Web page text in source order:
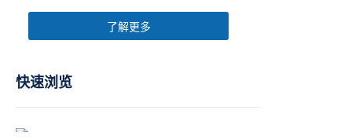
了解更多
快速浏览